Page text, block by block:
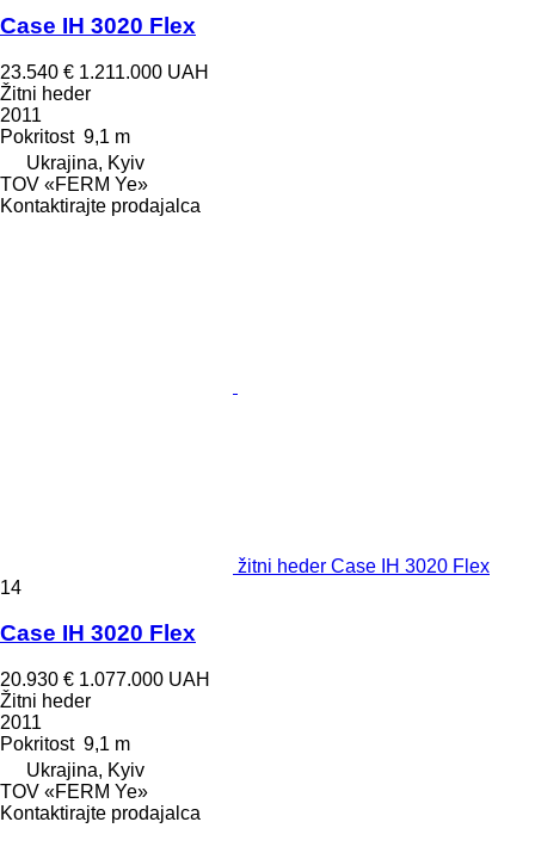
Case IH 3020 Flex
23.540 € 1.211.000 UAH
Žitni heder
2011
Pokritost 9,1 m
Ukrajina, Kyiv
TOV «FERM Ye»
Kontaktirajte prodajalca
žitni heder Case IH 3020 Flex
14
Case IH 3020 Flex
20.930 € 1.077.000 UAH
Žitni heder
2011
Pokritost 9,1 m
Ukrajina, Kyiv
TOV «FERM Ye»
Kontaktirajte prodajalca